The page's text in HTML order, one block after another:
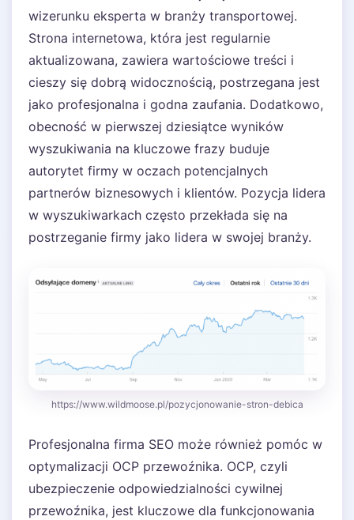
wizerunku eksperta w branży transportowej.
Strona internetowa, która jest regularnie
aktualizowana, zawiera wartościowe treści i
cieszy się dobrą widocznością, postrzegana jest
jako profesjonalna i godna zaufania. Dodatkowo,
obecność w pierwszej dziesiątce wyników
wyszukiwania na kluczowe frazy buduje
autorytet firmy w oczach potencjalnych
partnerów biznesowych i klientów. Pozycja lidera
w wyszukiwarkach często przekłada się na
postrzeganie firmy jako lidera w swojej branży.
https://www.wildmoose.pl/pozycjonowanie-stron-debica
Profesjonalna firma SEO może również pomóc w
optymalizacji OCP przewoźnika. OCP, czyli
ubezpieczenie odpowiedzialności cywilnej
przewoźnika, jest kluczowe dla funkcjonowania